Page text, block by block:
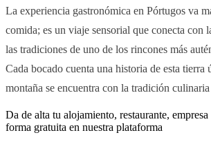
La experiencia gastronómica en Pórtugos va
comida; es un viaje sensorial que conecta con
las tradiciones de uno de los rincones más
Cada bocado cuenta una historia de esta tierra
montaña se encuentra con la tradición
Da de alta tu alojamiento, restaurante,
forma gratuita en nuestra plataforma